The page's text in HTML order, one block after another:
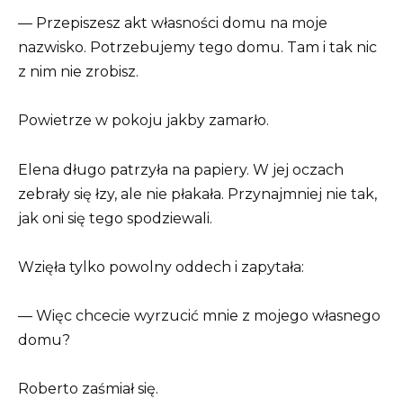
— Przepiszesz akt własności domu na moje
nazwisko. Potrzebujemy tego domu. Tam i tak nic
z nim nie zrobisz.
Powietrze w pokoju jakby zamarło.
Elena długo patrzyła na papiery. W jej oczach
zebrały się łzy, ale nie płakała. Przynajmniej nie tak,
jak oni się tego spodziewali.
Wzięła tylko powolny oddech i zapytała:
— Więc chcecie wyrzucić mnie z mojego własnego
domu?
Roberto zaśmiał się.